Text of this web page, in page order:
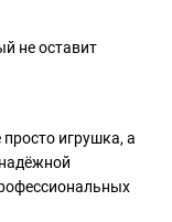
не оставит
игрушка, а